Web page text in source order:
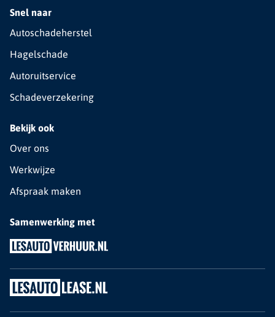
Snel naar
Autoschadeherstel
Hagelschade
Autoruitservice
Schadeverzekering
Bekijk ook
Over ons
Werkwijze
Afspraak maken
Samenwerking met